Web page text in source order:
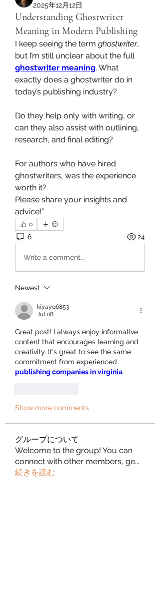
2025年12月12日
Understanding Ghostwriter
Meaning in Modern Publishing
I keep seeing the term ghostwriter,
but I’m still unclear about the full
ghostwriter meaning. What
exactly does a ghostwriter do in
today’s publishing industry?
Do they help only with writing, or
can they also assist with outlining,
research, and final editing?
For authors who have hired
ghostwriters, was the experience
worth it?
Please share your insights and
advice!”
0
6 24
Write a comment...
Newest
kiyayo6853
Jul 08
Great post! I always enjoy informative
content that encourages learning and
creativity. It's great to see the same
publishing companies in virginia.
Show more comments
グループについて
Welcome to the group! You can
connect with other members, ge...
続きを読む